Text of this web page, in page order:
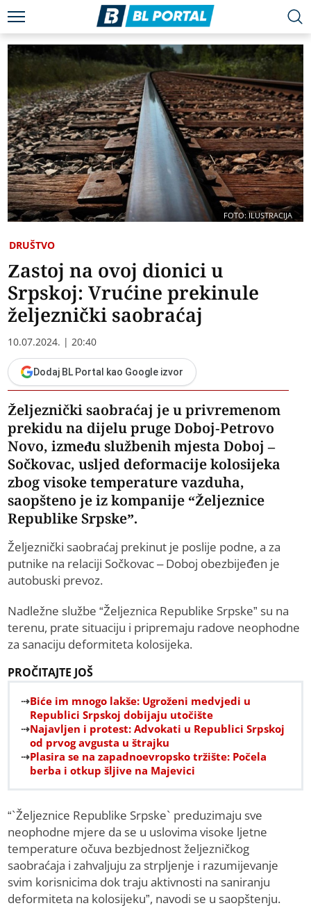
FOTO: ILUSTRACIJA
DRUŠTVO
Zastoj na ovoj dionici u
Srpskoj: Vrućine prekinule
željeznički saobraćaj
10.07.2024. | 20:40
Dodaj BL Portal kao Google izvor
Željeznički saobraćaj je u privremenom
prekidu na dijelu pruge Doboj-Petrovo
Novo, između službenih mjesta Doboj –
Sočkovac, usljed deformacije kolosijeka
zbog visoke temperature vazduha,
saopšteno je iz kompanije “Željeznice
Republike Srpske”.
Željeznički saobraćaj prekinut je poslije podne, a za
putnike na relaciji Sočkovac – Doboj obezbijeđen je
autobuski prevoz.
Nadležne službe “Željeznica Republike Srpske” su na
terenu, prate situaciju i pripremaju radove neophodne
za sanaciju deformiteta kolosijeka.
PROČITAJTE JOŠ
Biće im mnogo lakše: Ugroženi medvjedi u
Republici Srpskoj dobijaju utočište
Najavljen i protest: Advokati u Republici Srpskoj
od prvog avgusta u štrajku
Plasira se na zapadnoevropsko tržište: Počela
berba i otkup šljive na Majevici
“`Željeznice Republike Srpske` preduzimaju sve
neophodne mjere da se u uslovima visoke ljetne
temperature očuva bezbjednost željezničkog
saobraćaja i zahvaljuju za strpljenje i razumijevanje
svim korisnicima dok traju aktivnosti na saniranju
deformiteta na kolosijeku”, navodi se u saopštenju.